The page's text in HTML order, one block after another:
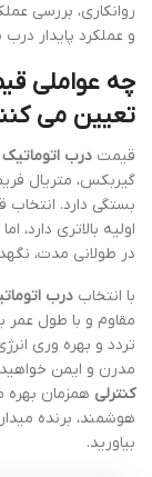
روانکاری، بررسی
و عملکرد پایدار
چه عواملی
تعیین می
قیمت درب
گیربکس، متریال
بستگی دارد.
اولیه بالاتری
در طولانی مدت،
با انتخاب درب
مقاوم و با طول عمر
تردد و بهره وری
مدرن و ایمن
کنترلی همزمان
هوشمند، برنده
بیاورید.